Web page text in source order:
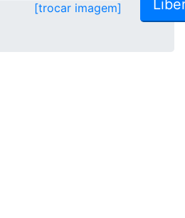
[trocar imagem]